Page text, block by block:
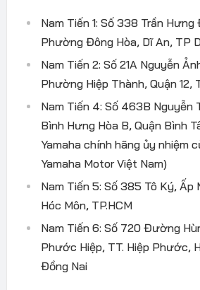
Nam Tiến 1: Số 338 Trần
Phường Đông Hòa, Dĩ An, TP
Nam Tiến 2: Số 21A Nguyễn
Phường Hiệp Thành, Quận 12,
Nam Tiến 4: Số 463B Nguyễn
Bình Hưng Hòa B, Quận Bình
Yamaha chính hãng ủy nhiệm
Yamaha Motor Việt Nam)
Nam Tiến 5: Số 385 Tô Ký, Ấp
Hóc Môn, TP.HCM
Nam Tiến 6: Số 720 Đường
Phước Hiệp, TT. Hiệp Phước,
Đồng Nai​​​